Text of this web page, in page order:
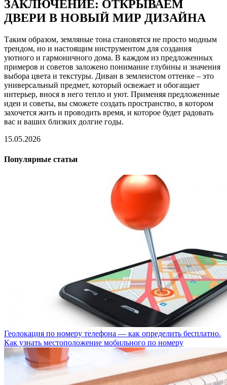
ЗАКЛЮЧЕНИЕ: ОТКРЫВАЕМ
ДВЕРИ В НОВЫЙ МИР ДИЗАЙНА
Таким образом, земляные тона становятся не просто модным
трендом, но и настоящим инструментом для создания
уютного и гармоничного дома. В каждом из предложенных
примеров и советов заложено понимание глубины и значения
выбора цвета и текстуры. Диван в землеистом оттенке – это
универсальный предмет, который освежает и обогащает
интерьер, внося в него тепло и уют. Применяя предложенные
идеи и советы, вы сможете создать пространство, в котором
захочется жить и проводить время, и которое будет радовать
вас и ваших близких долгие годы.
15.05.2026
Популярные статьи
Геолокация по номеру телефона — как определить бесплатно.
Как узнать местоположение мобильного по номеру